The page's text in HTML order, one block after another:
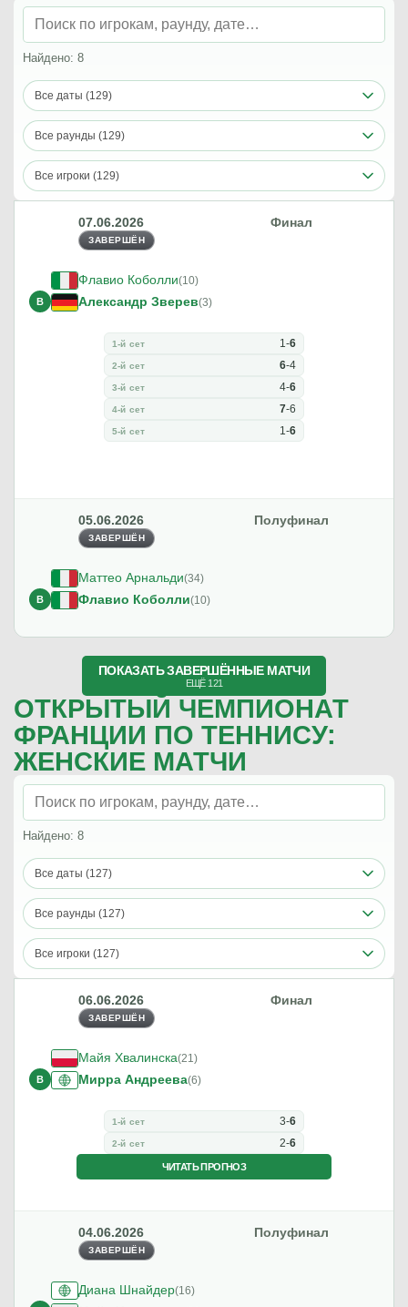
Найдено: 8
Все даты (129)
Все раунды (129)
Все игроки (129)
07.06.2026
ЗАВЕРШЁН
Финал
Флавио Коболли(10)
В Александр Зверев(3)
1-й сет 1-6
2-й сет 6-4
3-й сет 4-6
4-й сет 7-6
5-й сет 1-6
05.06.2026
ЗАВЕРШЁН
Полуфинал
Маттео Арнальди(34)
В Флавио Коболли(10)
—
ЧИТАТЬ ПРОГНОЗ
05.06.2026
ЗАВЕРШЁН
Якуб Меншик (17)
В Александр Зверев
2-6
3-й сет
4-й сет 3-6
03.06.2026
Маттео Берреттини(48)
Маттео Арнальди(34)
1-й сет 5 7
03.06.2026
ПОКАЗАТЬ ЗАВЕРШЁННЫЕ МАТЧИ
ЕЩЁ 121
ОТКРЫТЫЙ ЧЕМПИОНАТ
ФРАНЦИИ ПО ТЕННИСУ:
ЖЕНСКИЕ МАТЧИ
Найдено: 8
Все даты (127)
Все раунды (127)
Все игроки (127)
06.06.2026
ЗАВЕРШЁН
Финал
Майя Хвалинска(21)
В Мирра Андреева(6)
1-й сет 3-6
2-й сет 2-6
ЧИТАТЬ ПРОГНОЗ
04.06.2026
ЗАВЕРШЁН
Полуфинал
Диана Шнайдер(16)